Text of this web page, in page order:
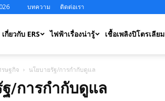
บทความ ติดต่อเรา
เกี่ยวกับ ERS ไฟฟ้าเรื่องน่ารู้ เชื้อเพลิงปิโตรเลียม
ษฐกิจ นโยบายรัฐ/การกำกับดูแล
/การกำกับดูแล